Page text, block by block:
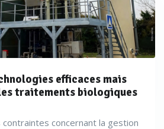
efficaces mais
traitements biologiques
concernant la gestion